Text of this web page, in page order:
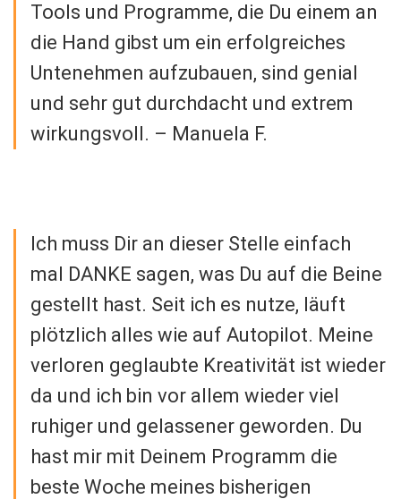
Tools und Programme, die Du einem an
die Hand gibst um ein erfolgreiches
Untenehmen aufzubauen, sind genial
und sehr gut durchdacht und extrem
wirkungsvoll. – Manuela F.
Ich muss Dir an dieser Stelle einfach
mal DANKE sagen, was Du auf die Beine
gestellt hast. Seit ich es nutze, läuft
plötzlich alles wie auf Autopilot. Meine
verloren geglaubte Kreativität ist wieder
da und ich bin vor allem wieder viel
ruhiger und gelassener geworden. Du
hast mir mit Deinem Programm die
beste Woche meines bisherigen